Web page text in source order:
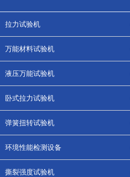
拉力试验机
万能材料试验机
液压万能试验机
卧式拉力试验机
弹簧扭转试验机
环境性能检测设备
撕裂强度试验机